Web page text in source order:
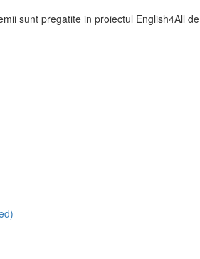
sunt pregatite in proiectul English4All de